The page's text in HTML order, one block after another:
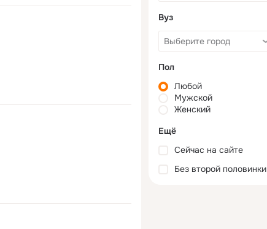
Вуз
Пол
Любой
Мужской
Женский
Ещё
Сейчас на сайте
Без второй половинки